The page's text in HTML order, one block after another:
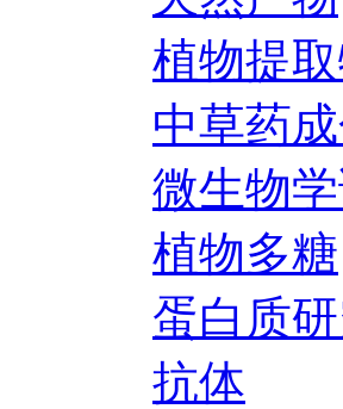
植物提
中草药
微生物学
植物多糖
蛋白质
抗体